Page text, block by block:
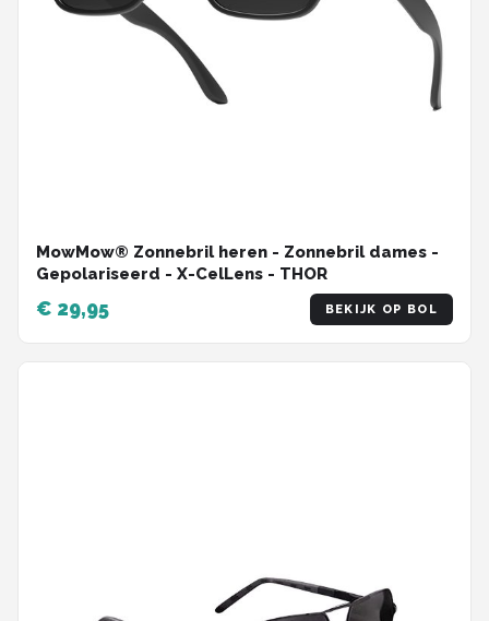
MowMow® Zonnebril heren - Zonnebril dames -
Gepolariseerd - X-CelLens - THOR
€ 29,95 BEKIJK OP BOL